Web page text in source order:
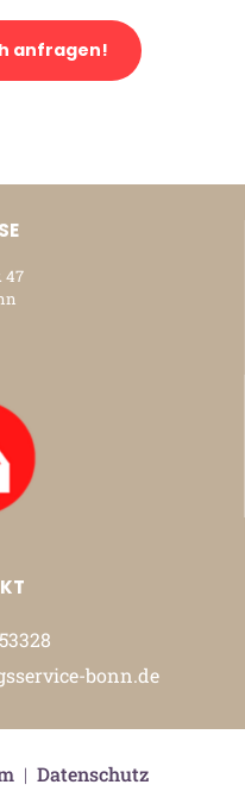
anfragen!
47
bonn.de
| Datenschutz